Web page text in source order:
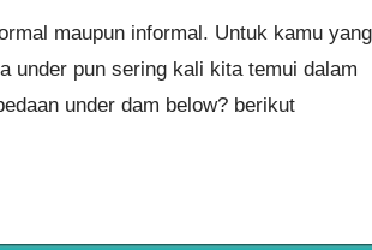
maupun informal. Untuk kamu yang
under pun sering kali kita temui dalam
under dam below? berikut